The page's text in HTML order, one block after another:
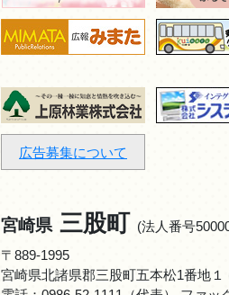
広告募集について
宮崎県 三股町 (法人番号
〒889-1995
宮崎県北諸県郡三股町五本松1番地１